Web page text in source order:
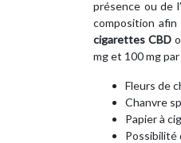
présence ou de
composition
cigarettes CBD
mg et 100 mg
Fleurs de
Chanvre
Papier à
Possibilité